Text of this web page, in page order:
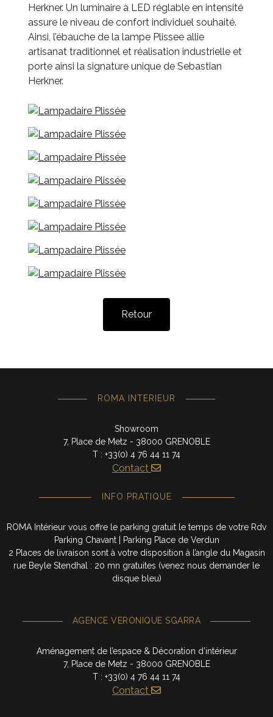
Herkner. Un luminaire à LED réglable en intensité
assure le niveau de confort individuel souhaité.
Ainsi, l’ébauche de la lampe Plissee allie
artisanat traditionnel et réalisation industrielle et
porte ainsi la signature unique de Sebastian
Herkner.
Retour
ROMA INTERIEUR
Showroom
7, Place de Metz - 38000 GRENOBLE
T : +33(0) 4 76 44 11 74
Contact
INFO PRATIQUE
ROMA Intérieur vous offre le parking gratuit le temps de votre Rdv
Parking Chavant | Parking Place de Verdun
2 Places de livraison sont à votre disposition à l’angle du Magasin
rue Beyle Stendhal : 20 mn gratuites (venez nous demander le
disque bleu)
AGENCE VERONIQUE SGARRA
Aménagement de l’espace & Décoration d’intérieur
7, Place de Metz - 38000 GRENOBLE
T : +33(0) 4 76 44 11 74
Contact